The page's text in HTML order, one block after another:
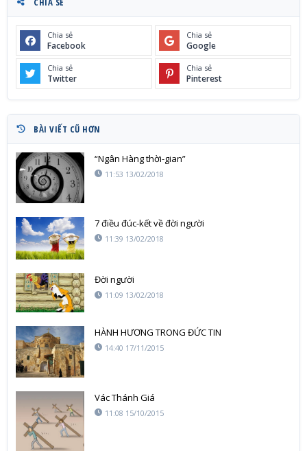
Chia sẻ
Facebook
Chia sẻ
Google
Chia sẻ
Twitter
Chia sẻ
Pinterest
BÀI VIẾT CŨ HƠN
“Ngân Hàng thời-gian”
11:53 13/02/2018
7 điều đúc-kết về đời người
11:39 13/02/2018
Đời người
11:09 13/02/2018
HÀNH HƯƠNG TRONG ĐỨC TIN
14:40 17/11/2015
Vác Thánh Giá
11:08 15/10/2015